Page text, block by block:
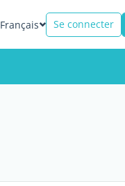
Français Se connecter